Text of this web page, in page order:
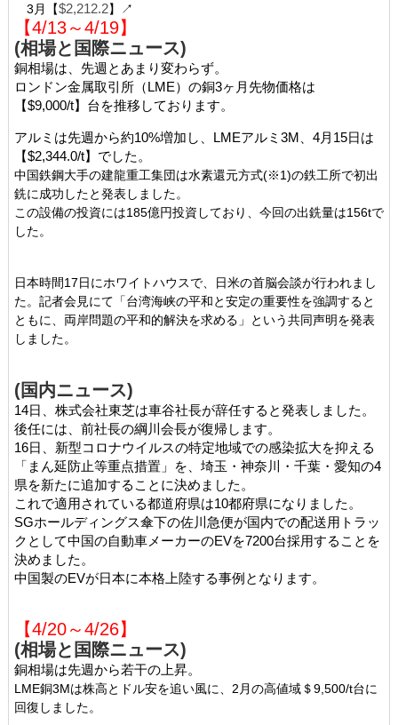
3月【$2,212.2】 ↗
【4/13～4/19】
(相場と国際ニュース​​​​​)
銅相場は、先週とあまり変わらず。
ロンドン金属取引所（LME）の銅3ヶ月先物価格は
【$9,000/t】台を推移しております。
アルミは先週から約10%増加し、LMEアルミ3M、4月15日は
【$2,344.0/t】でした。
中国鉄鋼大手の建龍重工集団は水素還元方式(※1)の鉄工所で初出
銑に成功したと発表しました。
この設備の投資には185億円投資しており、今回の出銑量は156tで
した。
日本時間17日にホワイトハウスで、日米の首脳会談が行われまし
た。記者会見にて「台湾海峡の平和と安定の重要性を強調すると
ともに、両岸問題の平和的解決を求める」という共同声明を発表
しました。
(国内ニュース)
14日、株式会社東芝は車谷社長が辞任すると発表しました。
後任には、前社長の綱川会長が復帰します。
16日、新型コロナウイルスの特定地域での感染拡大を抑える
「まん延防止等重点措置」を、埼玉・神奈川・千葉・愛知の4
県を新たに追加することに決めました。
これで適用されている都道府県は10都府県になりました。
SGホールディングス傘下の佐川急便が国内での配送用トラッ
クとして中国の自動車メーカーのEVを7200台採用することを
決めました。
中国製のEVが日本に本格上陸する事例となります。
【4/20～4/26】
(相場と国際ニュース​​​​​)
銅相場は先週から若干の上昇。
LME銅3Mは株高とドル安を追い風に、2月の高値域＄9,500/t台に
回復しました。